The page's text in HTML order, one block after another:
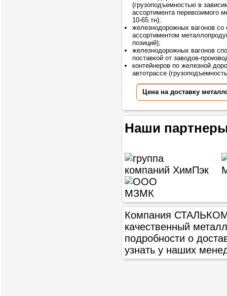
(грузоподъемностью в
ассортимента перевозимого
10-65 тн);
железнодорожных вагонов со
ассортиментом
позиций);
железнодорожных вагонов
поставкой от заводов-
контейнеров по железной
автотрассе
Цена на доставку
Наши
Компания СТАЛЬКОМ
качественный
подробности о
узнать у наших